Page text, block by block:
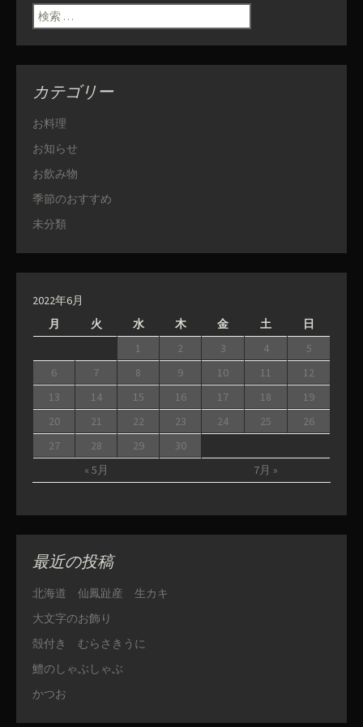
検索:
カテゴリー
お料理
お知らせ
お飲み物
季節のおすすめ
未分類
2022年6月
月
火 水 木 金 土 日
« 5月 7月 »
1 2 3 4
5
6
7 8 9 10 11
12
13
14 15 16 17 18
19
20
21 22 23 24 25
26
27
28 29 30
最近の投稿
北海道 仙鳳趾産 生カキ
大文字のお飾り
殻付き むらさきうに
鱧のしゃぶしゃぶ
かつお